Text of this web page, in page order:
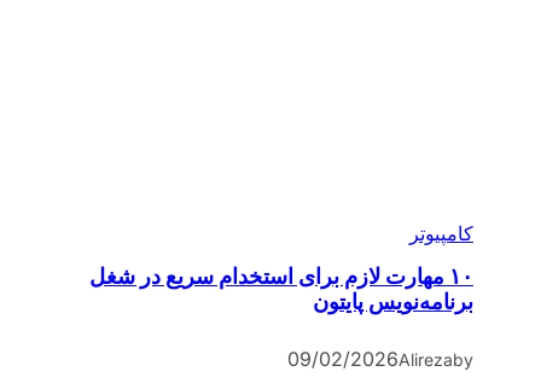
کامپیوتر
۱۰ مهارت لازم برای استخدام سریع در شغل
برنامه‌نویس پایتون
by
Alireza
09/02/2026